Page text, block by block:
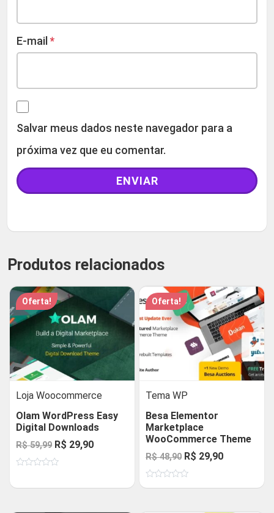
E-mail *
Salvar meus dados neste navegador para a
próxima vez que eu comentar.
Produtos relacionados
Oferta!
Loja Woocommerce
Olam WordPress Easy
Digital Downloads
R$59,99 O
preço
R$ 59,99.
R$ 29,90O
R$ 29,90.
de
Oferta!
Tema WP
Besa Elementor
Marketplace
WooCommerce Theme
R$48,90 O
preço
original
R$ 29,90O
atual